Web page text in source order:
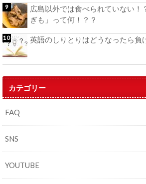
広島以外では食べられていない！
ぎも」って何！？？
英語のしりとりはどうなったら負
カテゴリー
FAQ
SNS
YOUTUBE